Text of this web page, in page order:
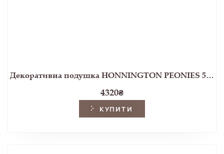
Декоративна подушка HONNINGTON PEONIES 50*50 (Blackberry)
4320₴
КУПИТИ